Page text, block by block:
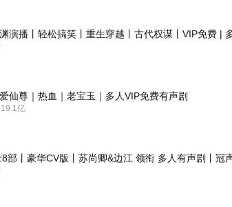
演播丨轻松搞笑丨重生穿越丨古代权谋丨VIP免费 |
仙尊｜热血｜老宝玉｜多人VIP免费有声剧
亿
部丨豪华CV版丨苏尚卿&边江 领衔 多人有声剧丨冠